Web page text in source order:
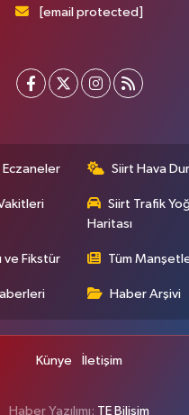
[email protected]
Siirt Hava
Siirt Trafik
Haritası
ve Fikstür Tüm
Haber Arşivi
Künye İletişim
Haber Yazılımı: TE Bilişim